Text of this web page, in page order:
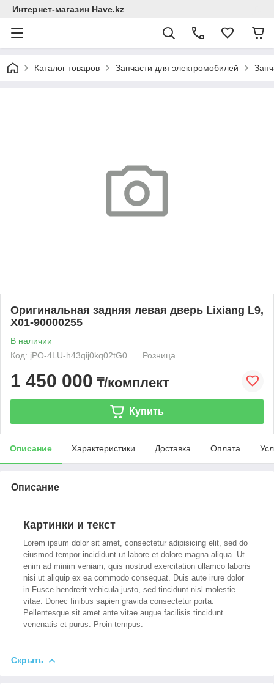
Интернет-магазин Have.kz
Каталог товаров Запчасти для электромобилей
Оригинальная задняя левая дверь Lixiang L9,
X01-90000255
В наличии
Код: jPO-4LU-h43qij0kq02tG0
Розница
1 450 000 ₸/комплект
Купить
Описание Характеристики Доставка Оплата
Описание
Картинки и текст
Lorem ipsum dolor sit amet, consectetur adipisicing elit, sed do
eiusmod tempor incididunt ut labore et dolore magna aliqua. Ut
enim ad minim veniam, quis nostrud exercitation ullamco laboris
nisi ut aliquip ex ea commodo consequat. Duis aute irure dolor
in Fusce hendrerit vehicula justo, sed tincidunt nisl molestie
vitae. Donec finibus sapien gravida consectetur porta.
Pellentesque sit amet ante vitae augue facilisis tincidunt
venenatis et purus. Proin tempus.
Скрыть